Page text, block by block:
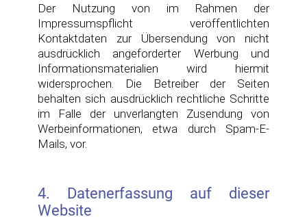
Der Nutzung von im Rahmen der
Impressumspflicht veröffentlichten
Kontaktdaten zur Übersendung von nicht
ausdrücklich angeforderter Werbung und
Informationsmaterialien wird hiermit
widersprochen. Die Betreiber der Seiten
behalten sich ausdrücklich rechtliche Schritte
im Falle der unverlangten Zusendung von
Werbeinformationen, etwa durch Spam-E-
Mails, vor.
4. Datenerfassung auf dieser
Website